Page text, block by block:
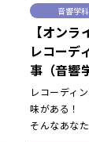
音響学科
【オン
レコーデ
事（音響
レコーディ
味がある！
そんなあな